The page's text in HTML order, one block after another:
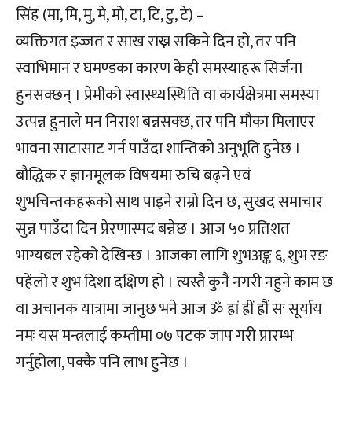
सिंह (मा, मि, मु, मे, मो, टा, टि, टु, टे) –
व्यक्तिगत इज्जत र साख राख्न सकिने दिन हो, तर पनि
स्वाभिमान र घमण्डका कारण केही समस्याहरू सिर्जना
हुनसक्छन् । प्रेमीको स्वास्थ्यस्थिति वा कार्यक्षेत्रमा समस्या
उत्पन्न हुनाले मन निराश बन्नसक्छ, तर पनि मौका मिलाएर
भावना साटासाट गर्न पाउँदा शान्तिको अनुभूति हुनेछ ।
बौद्धिक र ज्ञानमूलक विषयमा रुचि बढ्ने एवं
शुभचिन्तकहरूको साथ पाइने राम्रो दिन छ, सुखद समाचार
सुन्न पाउँदा दिन प्रेरणास्पद बन्नेछ । आज ५० प्रतिशत
भाग्यबल रहेको देखिन्छ । आजका लागि शुभअङ्क ६, शुभ रङ
पहेंलो र शुभ दिशा दक्षिण हो । त्यस्तै कुनै नगरी नहुने काम छ
वा अचानक यात्रामा जानुछ भने आज ॐ ह्रां ह्रीं ह्रौं सः सूर्याय
नमः यस मन्त्रलाई कम्तीमा ०७ पटक जाप गरी प्रारम्भ
गर्नुहोला, पक्कै पनि लाभ हुनेछ ।